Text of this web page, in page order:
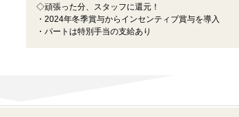
◇頑張った分、スタッフに還元！
・2024年冬季賞与からインセンティブ賞与を導入
・パートは特別手当の支給あり